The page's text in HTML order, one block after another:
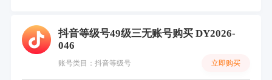
抖音等级号49级三无账号购买 DY2026-
046
账号类目：抖音等级号 立即购买